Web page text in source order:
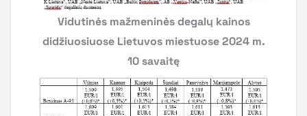
Vidutinės mažmeninės degalų kainos
didžiuosiuose Lietuvos miestuose 2024 m.
10 savaitę